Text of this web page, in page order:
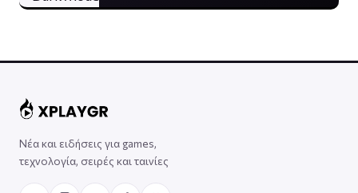
Νέα και ειδήσεις για games,
τεχνολογία, σειρές και ταινίες